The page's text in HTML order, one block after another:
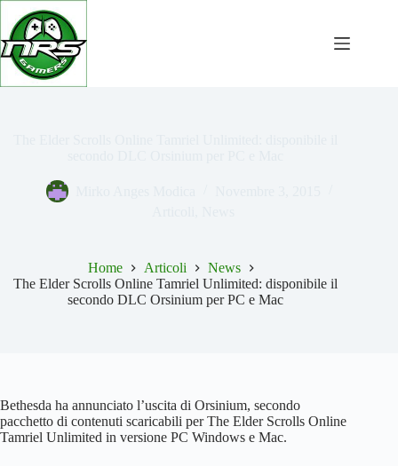
Salta
contenuto
Home Articoli
News
The Elder Scrolls Online Tamriel Unlimited: disponibile il
secondo DLC Orsinium per PC e Mac
Bethesda ha annunciato l’uscita di Orsinium, secondo
pacchetto di contenuti scaricabili per The Elder Scrolls Online
Tamriel Unlimited in versione PC Windows e Mac.